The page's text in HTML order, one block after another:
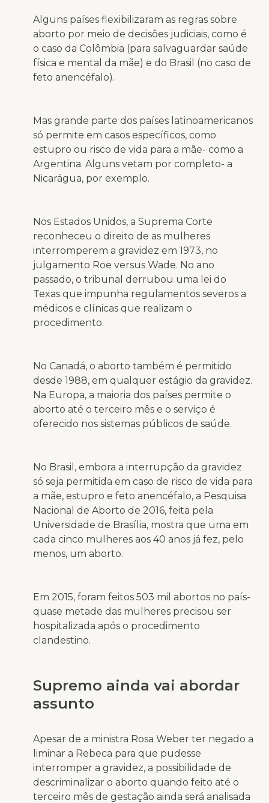
Alguns países flexibilizaram as regras sobre
aborto por meio de decisões judiciais, como é
o caso da Colômbia (para salvaguardar saúde
física e mental da mãe) e do Brasil (no caso de
feto anencéfalo).
Mas grande parte dos países latinoamericanos
só permite em casos específicos, como
estupro ou risco de vida para a mãe- como a
Argentina. Alguns vetam por completo- a
Nicarágua, por exemplo.
Nos Estados Unidos, a Suprema Corte
reconheceu o direito de as mulheres
interromperem a gravidez em 1973, no
julgamento Roe versus Wade. No ano
passado, o tribunal derrubou uma lei do
Texas que impunha regulamentos severos a
médicos e clínicas que realizam o
procedimento.
No Canadá, o aborto também é permitido
desde 1988, em qualquer estágio da gravidez.
Na Europa, a maioria dos países permite o
aborto até o terceiro mês e o serviço é
oferecido nos sistemas públicos de saúde.
No Brasil, embora a interrupção da gravidez
só seja permitida em caso de risco de vida para
a mãe, estupro e feto anencéfalo, a Pesquisa
Nacional de Aborto de 2016, feita pela
Universidade de Brasília, mostra que uma em
cada cinco mulheres aos 40 anos já fez, pelo
menos, um aborto.
Em 2015, foram feitos 503 mil abortos no país-
quase metade das mulheres precisou ser
hospitalizada após o procedimento
clandestino.
Supremo ainda vai abordar
assunto
Apesar de a ministra Rosa Weber ter negado a
liminar a Rebeca para que pudesse
interromper a gravidez, a possibilidade de
descriminalizar o aborto quando feito até o
terceiro mês de gestação ainda será analisada